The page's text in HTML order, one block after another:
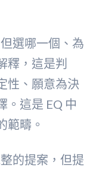
選哪一個、為
釋，這是判
性、願意為決
。這是 EQ 中
範疇。
的提案，但提